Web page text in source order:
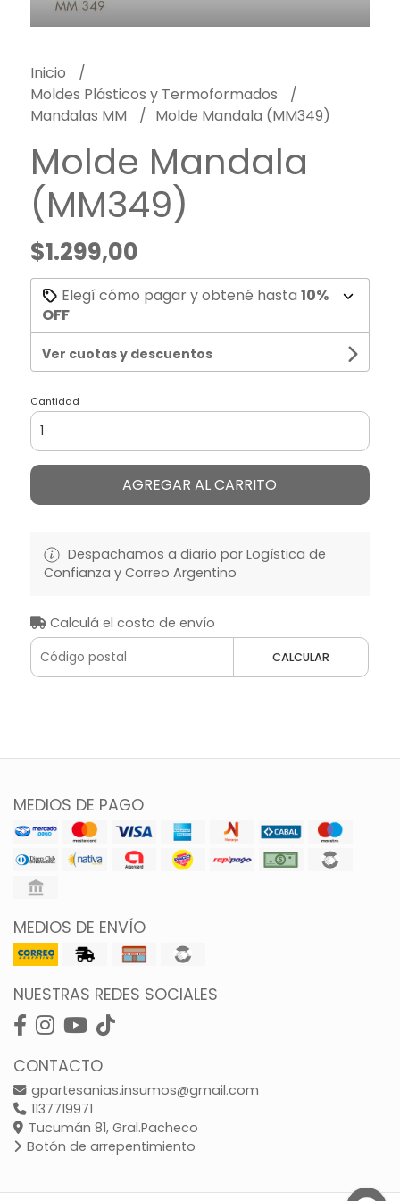
Inicio
Moldes Plásticos y Termoformados
Mandalas MM
Molde Mandala (MM349)
Molde Mandala
(MM349)
$1.299,00
Elegí cómo pagar y obtené hasta 10%
OFF
Ver cuotas y descuentos
Cantidad
AGREGAR AL CARRITO
Despachamos a diario por Logística de
Confianza y Correo Argentino
Calculá el costo de envío
CALCULAR
MEDIOS DE PAGO
MEDIOS DE ENVÍO
NUESTRAS REDES SOCIALES
CONTACTO
gpartesanias.insumos@gmail.com
1137719971
Tucumán 81, Gral.Pacheco
Botón de arrepentimiento